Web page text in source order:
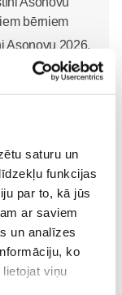
saturu un
funkcijas
par to, kā jūs
ar saviem
un analīzes
ko
viņu
Asonovu 2026.
Mazulis
- saudzīgs
attīstībai
laikā